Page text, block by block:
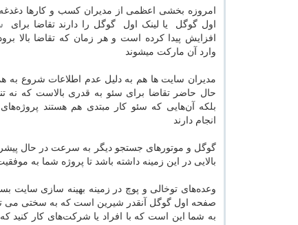
امروزه بخشی اعظمی از مدیران کسب و کارها
اول گوگل یا لینک اول گوگل را دارند تقاضا برای
افزایش پیدا کرده است و هر زمان که تقاضا بالا
وارد آن مارکت میشوند
مدیران سایت ها هم به دلیل عدم اطلاعات شروع به
حال حاضر تقاضا برای سئو به قدری بالاست که نه
بلکه آن‌هایی که سئو کار مبتدی هم هستند
انجام دارند
گوگل و موتورهای جستجو دیگر به سرعت در حال
بالایی در این زمینه داشته باشد تا پروژه شما به
وعده‌های توخالی و پوچ در زمینه بهینه سازی سایت
صفحه اول گوگل آنقدر شیرین است که به سختی می
به شما این است که با افراد یا شرکت‌های کار کنید که